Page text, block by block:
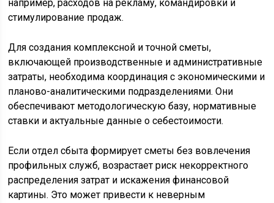
например, расходов на рекламу, командировки и
стимулирование продаж.
Для создания комплексной и точной сметы,
включающей производственные и административные
затраты, необходима координация с экономическими и
планово-аналитическими подразделениями. Они
обеспечивают методологическую базу, нормативные
ставки и актуальные данные о себестоимости.
Если отдел сбыта формирует сметы без вовлечения
профильных служб, возрастает риск некорректного
распределения затрат и искажения финансовой
картины. Это может привести к неверным